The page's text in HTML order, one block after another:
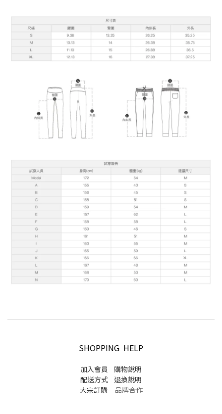
SHOPPING HELP
加入會員
購物說明
配送方式
退換說明
大宗訂購品牌合作